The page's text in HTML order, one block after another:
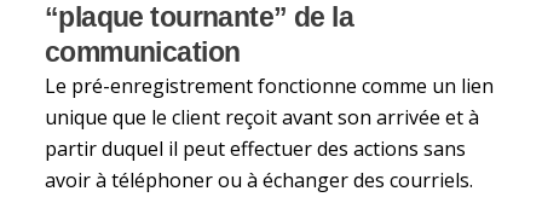
“plaque tournante” de la
communication
Le pré-enregistrement fonctionne comme un lien
unique que le client reçoit avant son arrivée et à
partir duquel il peut effectuer des actions sans
avoir à téléphoner ou à échanger des courriels.